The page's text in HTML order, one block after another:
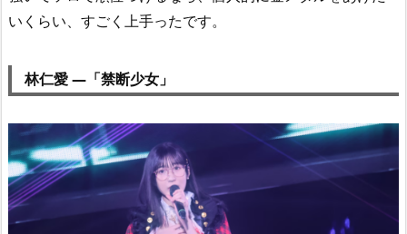
いくらい、すごく上手ったです。
林仁愛 —「禁断少女」